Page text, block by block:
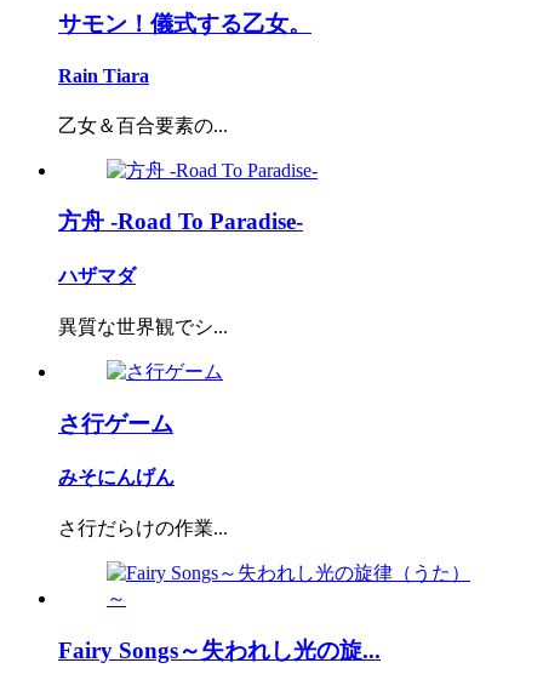
サモン！儀式する乙女。
Rain Tiara
乙女＆百合要素の...
方舟 -Road To Paradise-
ハザマダ
異質な世界観でシ...
さ行ゲーム
みそにんげん
さ行だらけの作業...
Fairy Songs～失われし光の旋...